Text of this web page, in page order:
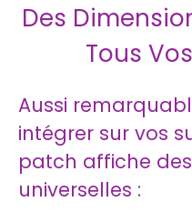
Des
Tous
Aussi
intégrer sur vos
patch affiche
universelles :